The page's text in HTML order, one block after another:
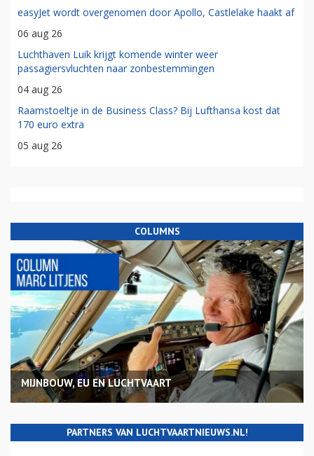
easyJet wordt overgenomen door Apollo, Castlelake haakt af
06 aug 26
Luchthaven Luik krijgt komende winter weer
passagiersvluchten naar zonbestemmingen
04 aug 26
Raamstoeltje in de Business Class? Bij Lufthansa kost dat
170 euro extra
05 aug 26
COLUMNS
MIJNBOUW, EU EN LUCHTVAART
PARTNERS VAN LUCHTVAARTNIEUWS.NL!